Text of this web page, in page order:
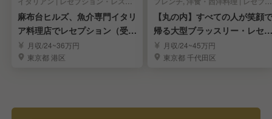
麻布台ヒルズ、魚介専門イタリ
ア料理店でレセプション（受
付）スタッフを募集
月収/24~36万円
東京都 港区
【丸の内】すべての人が笑顔で
帰る大型ブラッスリー・レセプ
ション社員
月収/24~45万円
東京都 千代田区